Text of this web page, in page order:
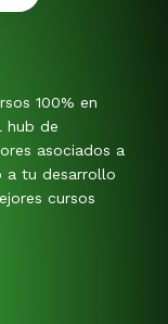
100% en
hub de
asociados a
a tu desarrollo
cursos